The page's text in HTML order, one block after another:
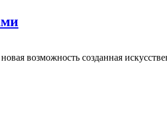
возможность созданная